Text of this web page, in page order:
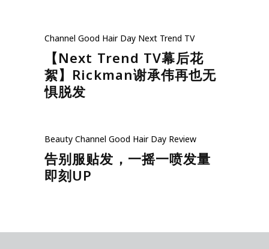
Channel Good Hair Day Next Trend TV
【Next Trend TV幕后花
絮】Rickman谢承伟再也无
惧脱发
Beauty Channel Good Hair Day Review
告别服贴发，一摇一喷发量
即刻UP